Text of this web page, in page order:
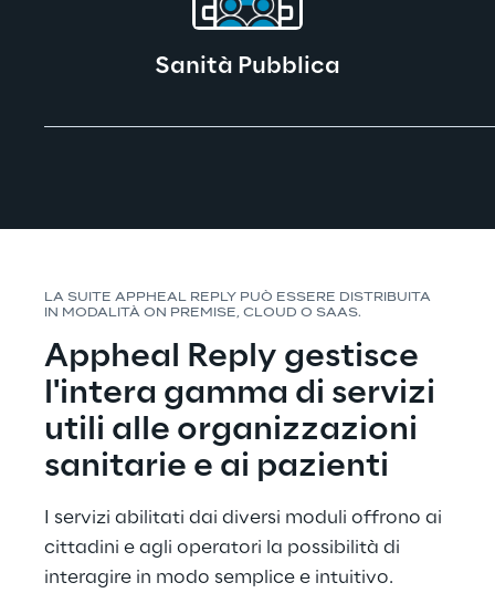
Sanità Pubblica
LA SUITE APPHEAL REPLY PUÒ ESSERE DISTRIBUITA
IN MODALITÀ ON PREMISE, CLOUD O SAAS.
Appheal Reply gestisce
l'intera gamma di servizi
utili alle organizzazioni
sanitarie e ai pazienti
I servizi abilitati dai diversi moduli offrono ai
cittadini e agli operatori la possibilità di
interagire in modo semplice e intuitivo.